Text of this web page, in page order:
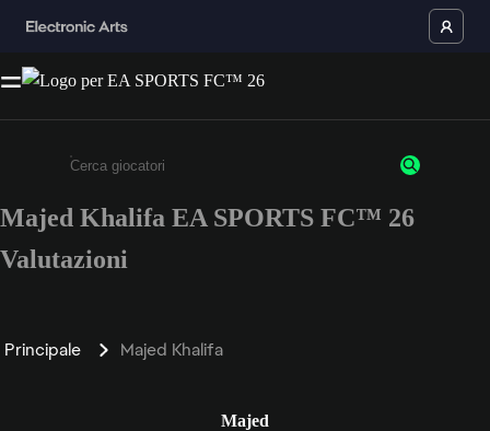
Inserisci un minimo di 3 caratteri o numeri.
Majed Khalifa EA SPORTS FC™ 26
Valutazioni
Principale Majed Khalifa
Majed